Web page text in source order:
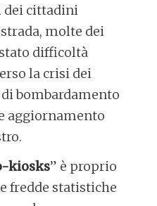
dei cittadini
molte dei
difficoltà
la crisi dei
bombardamento
aggiornamento
kiosks” è proprio
fredde statistiche